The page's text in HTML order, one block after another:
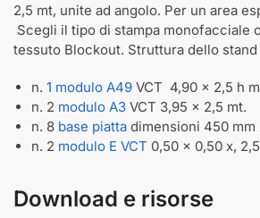
2,5 mt, unite ad angolo. Per un area
Scegli il tipo di stampa monofacciale
tessuto Blockout. Struttura dello stand
n. 1 modulo A49 VCT 4,90 x 2,5 h
n. 2 modulo A3 VCT 3,95 x 2,5 mt.
n. 8 base piatta dimensioni 450 mm
n. 2 modulo E VCT 0,50 x 0,50 x,
Download e risorse